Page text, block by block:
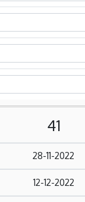
41
28-11-2022
12-12-2022